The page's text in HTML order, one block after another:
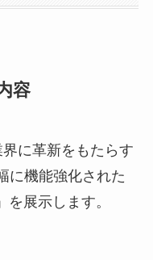
容
に革新をもたらす
に機能強化された
を展示します。